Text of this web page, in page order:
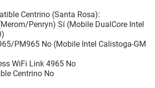
Centrino (Santa Rosa):
Penryn) Sí (Mobile DualCore Intel
PM965 No (Mobile Intel Calistoga-GM
WiFi Link 4965 No
Centrino No